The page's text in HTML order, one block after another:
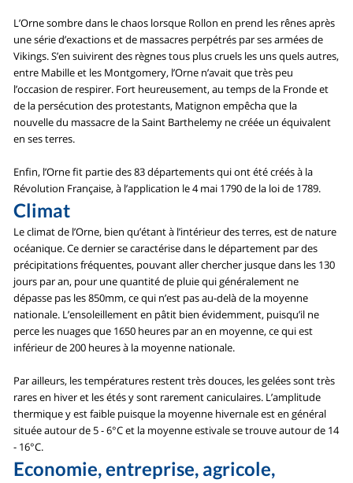
L’Orne sombre dans le chaos lorsque Rollon en prend les rênes après
une série d’exactions et de massacres perpétrés par ses armées de
Vikings. S’en suivirent des règnes tous plus cruels les uns quels autres,
entre Mabille et les Montgomery, l’Orne n’avait que très peu
l’occasion de respirer. Fort heureusement, au temps de la Fronde et
de la persécution des protestants, Matignon empêcha que la
nouvelle du massacre de la Saint Barthelemy ne créée un équivalent
en ses terres.
Enfin, l’Orne fit partie des 83 départements qui ont été créés à la
Révolution Française, à l’application le 4 mai 1790 de la loi de 1789.
Climat
Le climat de l’Orne, bien qu’étant à l’intérieur des terres, est de nature
océanique. Ce dernier se caractérise dans le département par des
précipitations fréquentes, pouvant aller chercher jusque dans les 130
jours par an, pour une quantité de pluie qui généralement ne
dépasse pas les 850mm, ce qui n’est pas au-delà de la moyenne
nationale. L’ensoleillement en pâtit bien évidemment, puisqu’il ne
perce les nuages que 1650 heures par an en moyenne, ce qui est
inférieur de 200 heures à la moyenne nationale.
Par ailleurs, les températures restent très douces, les gelées sont très
rares en hiver et les étés y sont rarement caniculaires. L’amplitude
thermique y est faible puisque la moyenne hivernale est en général
située autour de 5 - 6°C et la moyenne estivale se trouve autour de 14
- 16°C.
Economie, entreprise, agricole,